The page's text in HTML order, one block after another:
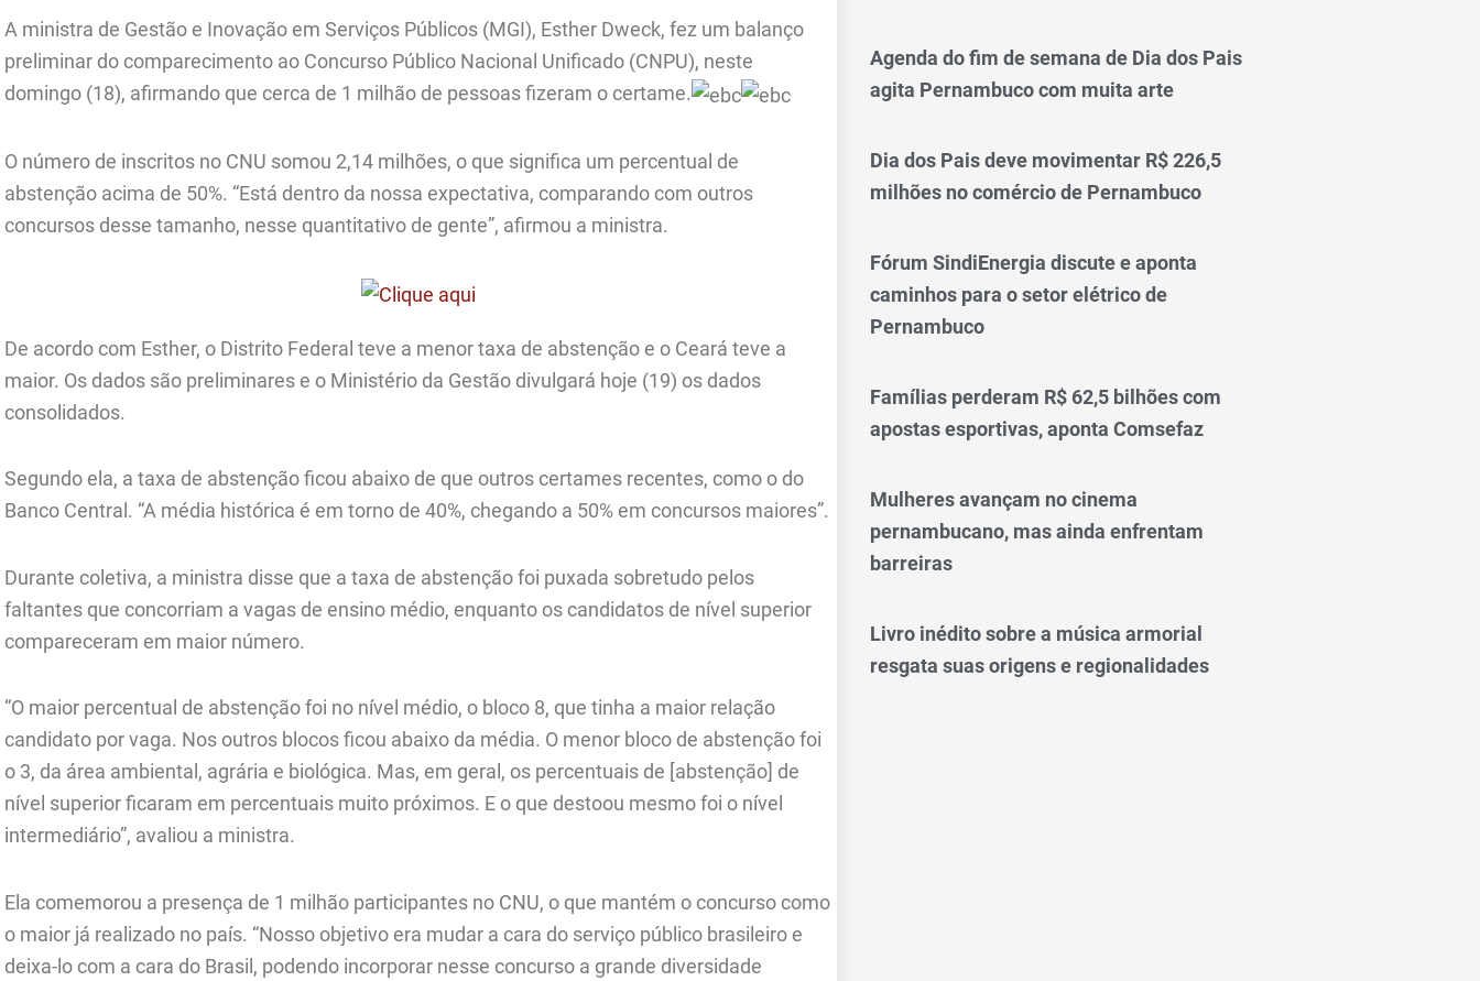
A ministra de Gestão e Inovação em Serviços Públicos (MGI), Esther Dweck, fez um balanço
preliminar do comparecimento ao Concurso Público Nacional Unificado (CNPU), neste
domingo (18), afirmando que cerca de 1 milhão de pessoas fizeram o certame.
O número de inscritos no CNU somou 2,14 milhões, o que significa um percentual de
abstenção acima de 50%. “Está dentro da nossa expectativa, comparando com outros
concursos desse tamanho, nesse quantitativo de gente”, afirmou a ministra.
De acordo com Esther, o Distrito Federal teve a menor taxa de abstenção e o Ceará teve a
maior. Os dados são preliminares e o Ministério da Gestão divulgará hoje (19) os dados
consolidados.
Segundo ela, a taxa de abstenção ficou abaixo de que outros certames recentes, como o do
Banco Central. “A média histórica é em torno de 40%, chegando a 50% em concursos maiores”.
Durante coletiva, a ministra disse que a taxa de abstenção foi puxada sobretudo pelos
faltantes que concorriam a vagas de ensino médio, enquanto os candidatos de nível superior
compareceram em maior número.
“O maior percentual de abstenção foi no nível médio, o bloco 8, que tinha a maior relação
candidato por vaga. Nos outros blocos ficou abaixo da média. O menor bloco de abstenção foi
o 3, da área ambiental, agrária e biológica. Mas, em geral, os percentuais de [abstenção] de
nível superior ficaram em percentuais muito próximos. E o que destoou mesmo foi o nível
intermediário”, avaliou a ministra.
Ela comemorou a presença de 1 milhão participantes no CNU, o que mantém o concurso como
o maior já realizado no país. “Nosso objetivo era mudar a cara do serviço público brasileiro e
deixa-lo com a cara do Brasil, podendo incorporar nesse concurso a grande diversidade
Agenda do fim de semana de Dia dos Pais
agita Pernambuco com muita arte
Dia dos Pais deve movimentar R$ 226,5
milhões no comércio de Pernambuco
Fórum SindiEnergia discute e aponta
caminhos para o setor elétrico de
Pernambuco
Famílias perderam R$ 62,5 bilhões com
apostas esportivas, aponta Comsefaz
Mulheres avançam no cinema
pernambucano, mas ainda enfrentam
barreiras
Livro inédito sobre a música armorial
resgata suas origens e regionalidades